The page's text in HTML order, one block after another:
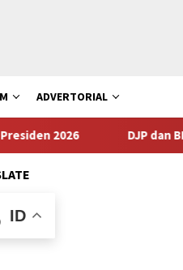
ADVERTORIAL
DJP dan BPOM Dorong
ID